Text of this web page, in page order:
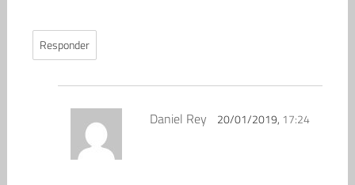
Responder
Daniel Rey 20/01/2019, 17:24